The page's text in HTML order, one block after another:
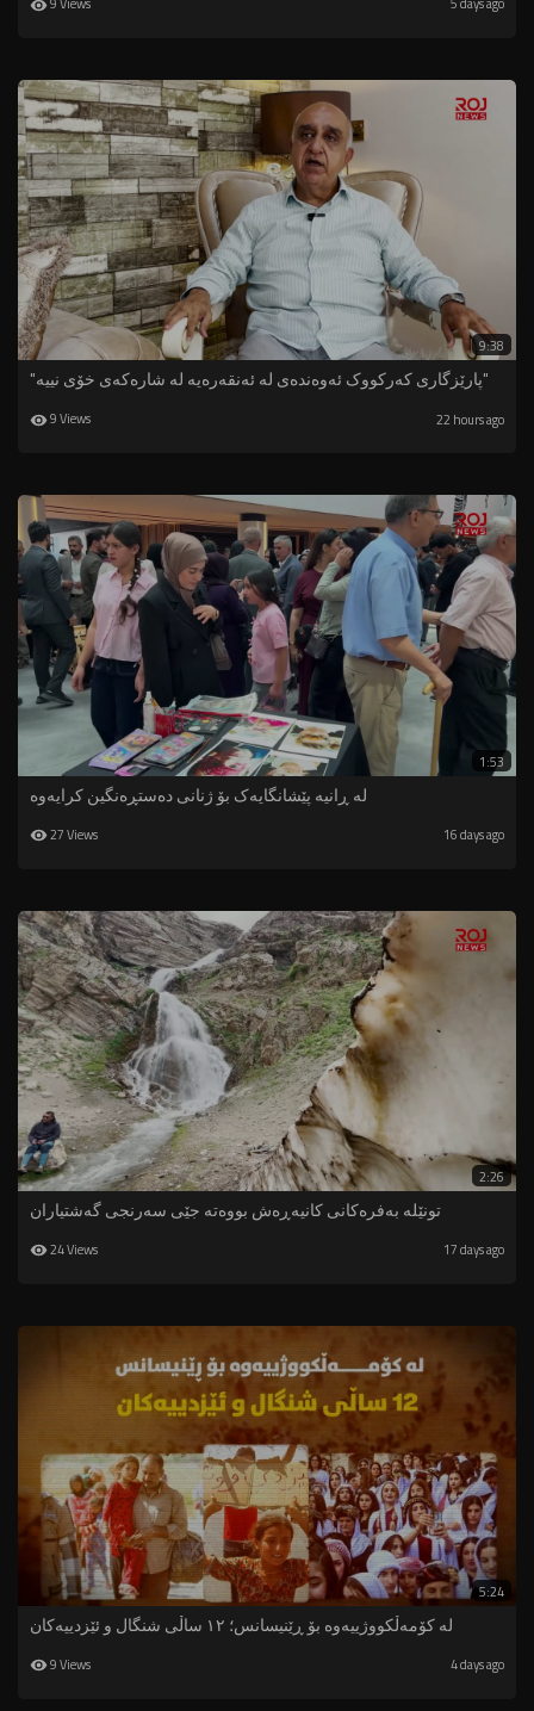
9:38
"پارێزگاری کەرکووک ئەوەندەی لە ئەنقەرەیە لە شارەکەی خۆی نییە"
9 Views 22 hours ago
1:53
لە ڕانیە پێشانگایەک بۆ ژنانی دەستڕەنگین کرایەوە
27 Views 16 days ago
2:26
تونێلە بەفرەکانی کانیەڕەش بووەتە جێی سەرنجی گەشتیاران
24 Views 17 days ago
5:24
لە کۆمەڵكووژییەوە بۆ ڕێنیسانس؛ ١٢ ساڵی شنگال و ئێزدییەکان
9 Views 4 days ago